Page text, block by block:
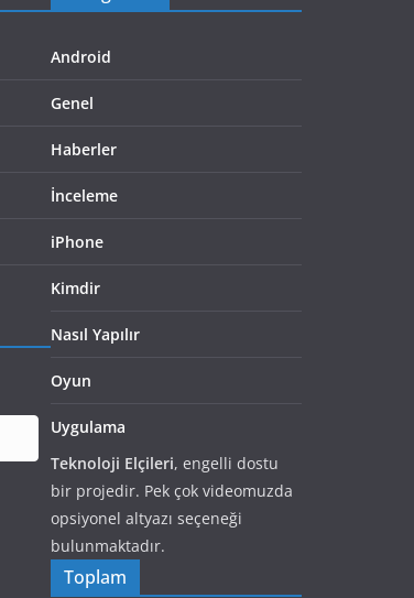
Android
Genel
Haberler
İnceleme
iPhone
Kimdir
Nasıl Yapılır
Oyun
Uygulama
Teknoloji Elçileri, engelli dostu
bir projedir. Pek çok videomuzda
opsiyonel altyazı seçeneği
bulunmaktadır.
Toplam